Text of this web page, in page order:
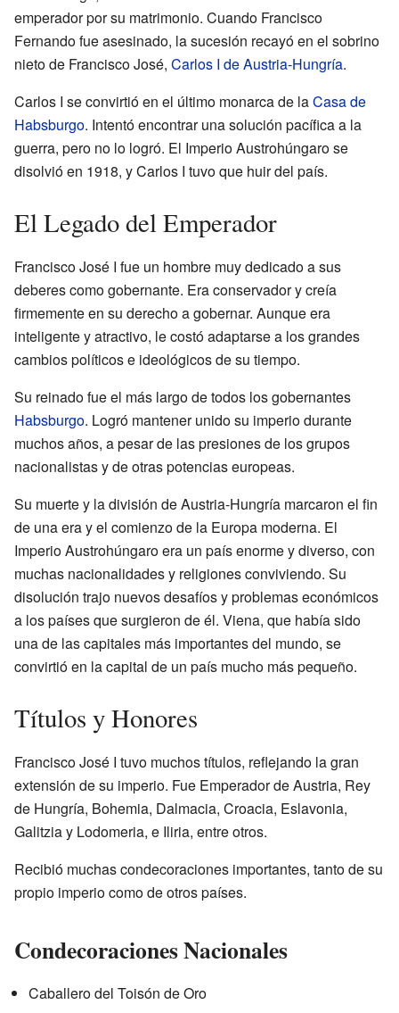
emperador por su matrimonio. Cuando Francisco
Fernando fue asesinado, la sucesión recayó en el sobrino
nieto de Francisco José, Carlos I de Austria-Hungría.
Carlos I se convirtió en el último monarca de laCasa de
Habsburgo. Intentó encontrar una solución pacífica a la
guerra, pero no lo logró. El Imperio Austrohúngaro se
disolvió en 1918, y Carlos I tuvo que huir del país.
El Legado del Emperador
Francisco José I fue un hombre muy dedicado a sus
deberes como gobernante. Era conservador y creía
firmemente en su derecho a gobernar. Aunque era
inteligente y atractivo, le costó adaptarse a los grandes
cambios políticos e ideológicos de su tiempo.
Su reinado fue el más largo de todos los gobernantes
Habsburgo. Logró mantener unido su imperio durante
muchos años, a pesar de las presiones de los grupos
nacionalistas y de otras potencias europeas.
Su muerte y la división de Austria-Hungría marcaron el fin
de una era y el comienzo de la Europa moderna. El
Imperio Austrohúngaro era un país enorme y diverso, con
muchas nacionalidades y religiones conviviendo. Su
disolución trajo nuevos desafíos y problemas económicos
a los países que surgieron de él. Viena, que había sido
una de las capitales más importantes del mundo, se
convirtió en la capital de un país mucho más pequeño.
Títulos y Honores
Francisco José I tuvo muchos títulos, reflejando la gran
extensión de su imperio. Fue Emperador de Austria, Rey
de Hungría, Bohemia, Dalmacia, Croacia, Eslavonia,
Galitzia y Lodomeria, e Iliria, entre otros.
Recibió muchas condecoraciones importantes, tanto de su
propio imperio como de otros países.
Condecoraciones Nacionales
Caballero del Toisón de Oro